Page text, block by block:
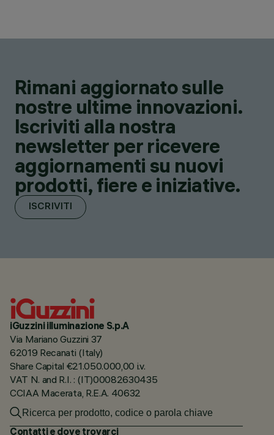
Rimani aggiornato sulle
nostre ultime innovazioni.
Iscriviti alla nostra
newsletter per ricevere
aggiornamenti su nuovi
prodotti, fiere e iniziative.
ISCRIVITI
iGuzzini illuminazione S.p.A
Via Mariano Guzzini 37
62019 Recanati (Italy)
Share Capital €21.050.000,00 i.v.
VAT N. and R.I. : (IT)00082630435
CCIAA Macerata, R.E.A. 40632
Contatti e dove trovarci